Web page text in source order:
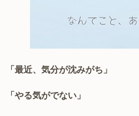
「最近、気分が沈みがち」
「やる気がでない」